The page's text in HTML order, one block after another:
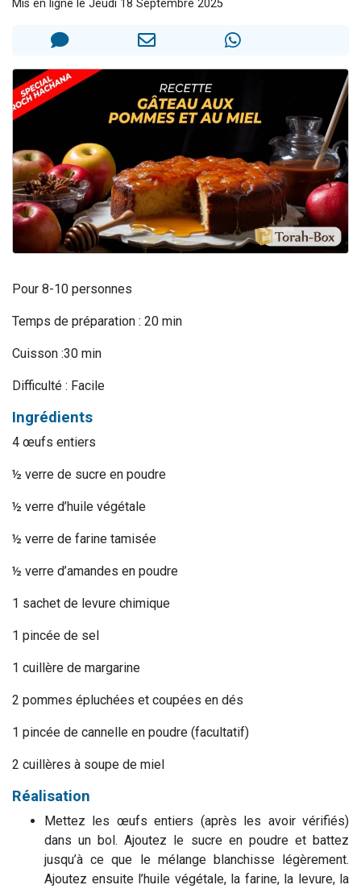
30 personnes viennent de faire un don pour Sauvez la jambe de Yohan
12 nouvelles musiques dans Torah-Box Music
Mis en ligne le Jeudi 18 Septembre 2025
Pour 8-10 personnes
Temps de préparation : 20 min
Cuisson :30 min
Difficulté : Facile
Ingrédients
4 œufs entiers
½ verre de sucre en poudre
½ verre d’huile végétale
½ verre de farine tamisée
½ verre d’amandes en poudre
1 sachet de levure chimique
1 pincée de sel
1 cuillère de margarine
2 pommes épluchées et coupées en dés
1 pincée de cannelle en poudre (facultatif)
2 cuillères à soupe de miel
Réalisation
Mettez les œufs entiers (après les avoir vérifiés)
dans un bol. Ajoutez le sucre en poudre et battez
jusqu’à ce que le mélange blanchisse légèrement.
Ajoutez ensuite l’huile végétale, la farine, la levure, la